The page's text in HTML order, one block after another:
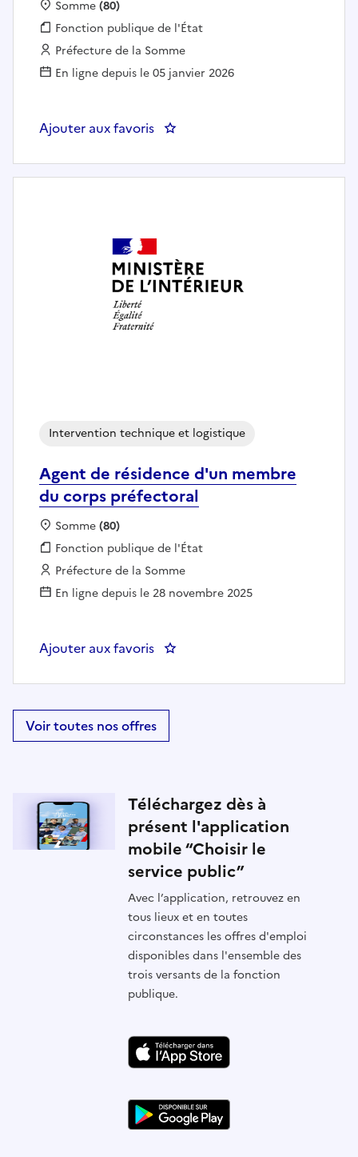
Localisation :
Somme(80)
Fonction publique :
Fonction publique de l'État
Employeur :
Préfecture de la Somme
En ligne depuis le 05 janvier 2026
Ajouter aux favoris : Chef(fe) du service risques et
Agent de résidence d'un membre
du corps préfectoral
Intervention technique et logistique
Localisation :
Somme(80)
Fonction publique :
Fonction publique de l'État
Employeur :
Préfecture de la Somme
En ligne depuis le 28 novembre 2025
Ajouter aux favoris : Agent de résidence d'un
Voir toutes nos offres
Téléchargez dès à
présent l'application
mobile “Choisir le
service public”
Avec l’application, retrouvez en
tous lieux et en toutes
circonstances les offres d'emploi
disponibles dans l'ensemble des
trois versants de la fonction
publique.